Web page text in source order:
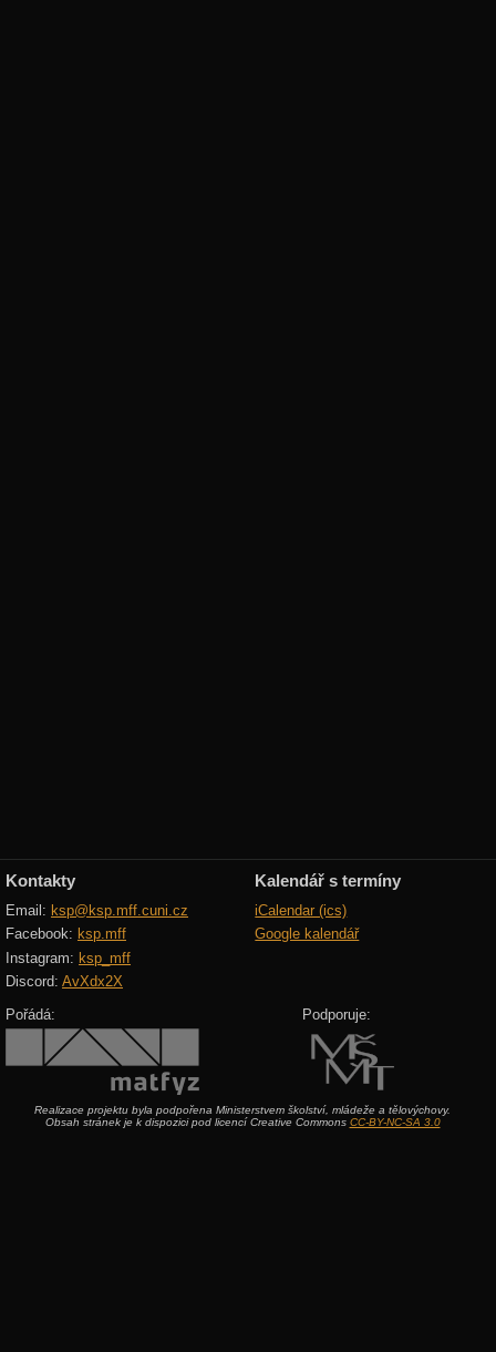
Kontakty
Email: ksp@ksp.mff.cuni.cz
Facebook: ksp.mff
Instagram: ksp_mff
Discord: AvXdx2X
Kalendář s termíny
iCalendar (ics)
Google kalendář
Pořádá: Podporuje:
Realizace projektu byla podpořena Ministerstvem školství, mládeže a tělovýchovy.
Obsah stránek je k dispozici pod licencí Creative Commons CC-BY-NC-SA 3.0